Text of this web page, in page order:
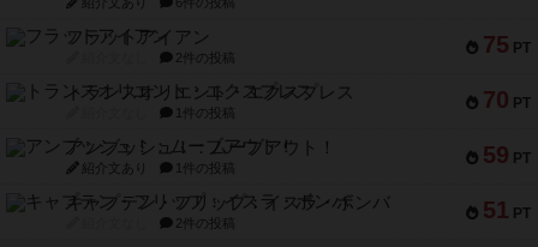
75 PT
フラットアイアン
2件の投稿
70 PT
トランスオリエント・エクスプレス
1件の投稿
59 PT
アンブッシュ！：ムーブアウト！
紹介文あり 1件の投稿
51 PT
キャプテン・フリップ：イスラ・ボンバ
2件の投稿